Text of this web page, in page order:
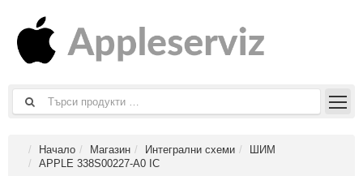
Начало Магазин Интегрални схеми
ШИМ
APPLE 338S00227-A0 IC